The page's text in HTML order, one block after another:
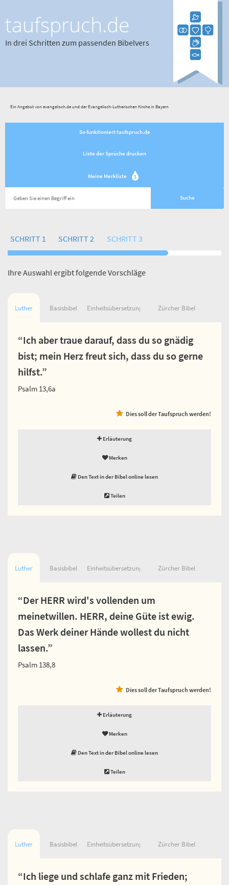
taufspruch.de
In drei Schritten zum passenden Bibelvers
Ein Angebot von evangelisch.de und der Evangelisch-Lutherischen Kirche in Bayern
So funktioniert taufspruch.de
Liste der Sprüche drucken
Meine Merkliste 1
SCHRITT 1 SCHRITT 2 SCHRITT 3
Ihre Auswahl ergibt folgende Vorschläge
Luther Basisbibel Einheitsübersetzung Zürcher Bibel
“Ich aber traue darauf, dass du so gnädig
bist; mein Herz freut sich, dass du so gerne
hilfst.”
Psalm 13,6a
Dies soll der Taufspruch werden!
Erläuterung
Merken
Den Text in der Bibel online lesen
Teilen
Luther Basisbibel Einheitsübersetzung Zürcher Bibel
“Der HERR wird's vollenden um
meinetwillen. HERR, deine Güte ist ewig.
Das Werk deiner Hände wollest du nicht
lassen.”
Psalm 138,8
Dies soll der Taufspruch werden!
Erläuterung
Merken
Den Text in der Bibel online lesen
Teilen
Luther Basisbibel Einheitsübersetzung Zürcher Bibel
“Ich liege und schlafe ganz mit Frieden;